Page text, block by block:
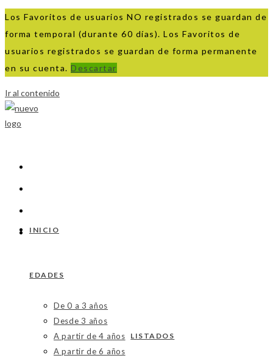
Los Favoritos de usuarios NO registrados se guardan de
forma temporal (durante 60 días). Los Favoritos de
usuarios registrados se guardan de forma permanente
en su cuenta. Descartar
Ir al contenido
INICIO
EDADES
De 0 a 3 años
Desde 3 años
A partir de 4 años
A partir de 6 años
LISTADOS